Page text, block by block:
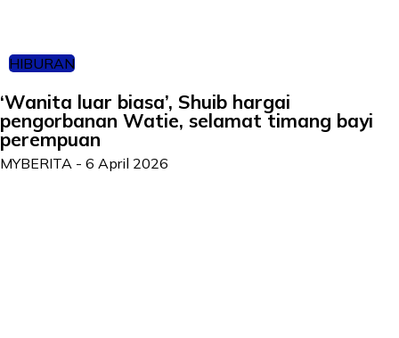
HIBURAN
‘Wanita luar biasa’, Shuib hargai
pengorbanan Watie, selamat timang bayi
perempuan
MYBERITA - 6 April 2026